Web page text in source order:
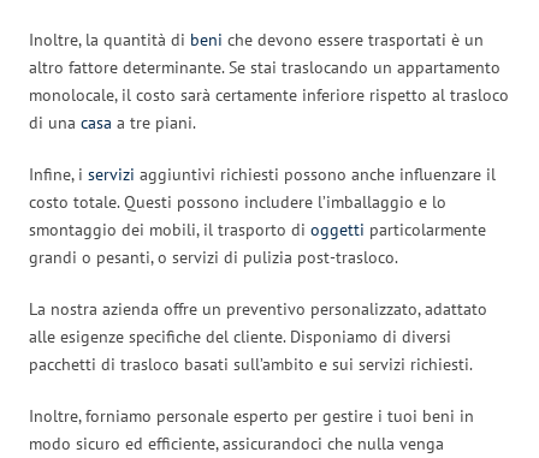
Inoltre, la quantità di beni che devono essere trasportati è un
altro fattore determinante. Se stai traslocando un appartamento
monolocale, il costo sarà certamente inferiore rispetto al trasloco
di una casa a tre piani.
Infine, i servizi aggiuntivi richiesti possono anche influenzare il
costo totale. Questi possono includere l’imballaggio e lo
smontaggio dei mobili, il trasporto di oggetti particolarmente
grandi o pesanti, o servizi di pulizia post-trasloco.
La nostra azienda offre un preventivo personalizzato, adattato
alle esigenze specifiche del cliente. Disponiamo di diversi
pacchetti di trasloco basati sull’ambito e sui servizi richiesti.
Inoltre, forniamo personale esperto per gestire i tuoi beni in
modo sicuro ed efficiente, assicurandoci che nulla venga